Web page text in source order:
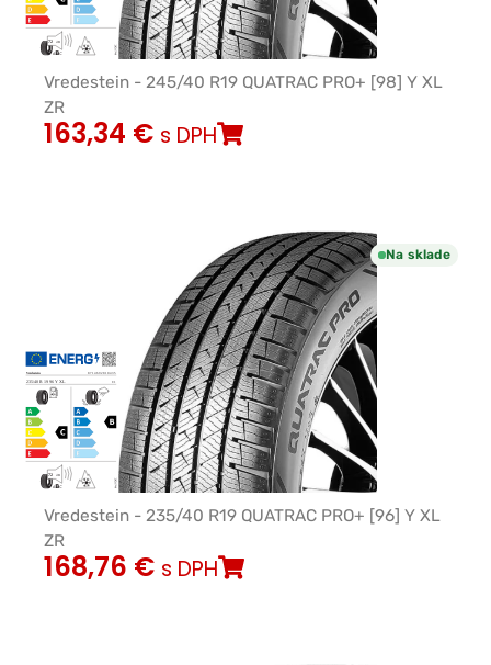
Vredestein - 245/40 R19 QUATRAC PRO+ [98] Y XL
ZR
163,34 € s DPH
Na sklade
Vredestein - 235/40 R19 QUATRAC PRO+ [96] Y XL
ZR
168,76 € s DPH